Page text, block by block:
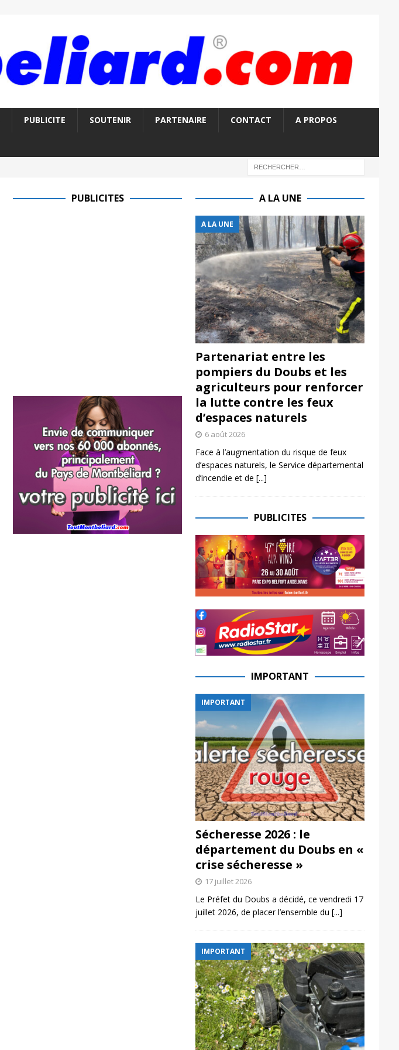
PUBLICITE SOUTENIR PARTENAIRE CONTACT A PROPOS
PUBLICITES A LA UNE
A LA UNE
Partenariat entre les
pompiers du Doubs et les
agriculteurs pour renforcer
la lutte contre les feux
d’espaces naturels
6 août 2026
Face à l’augmentation du risque de feux
d’espaces naturels, le Service départemental
d’incendie et de [...]
PUBLICITES
IMPORTANT
IMPORTANT
Sécheresse 2026 : le
département du Doubs en «
crise sécheresse »
17 juillet 2026
Le Préfet du Doubs a décidé, ce vendredi 17
juillet 2026, de placer l’ensemble du [...]
IMPORTANT